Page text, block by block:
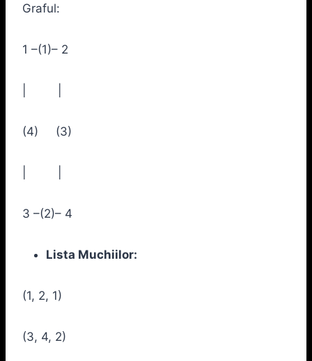
Graful:
1 –(1)– 2
(4) (3)
3 –(2)– 4
Lista Muchiilor:
(1, 2, 1)
(3, 4, 2)